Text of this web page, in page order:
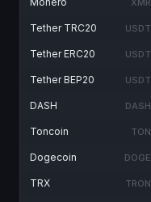
XMR
Tether TRC20 USDT
Tether ERC20 USDT
Tether BEP20 USDT
DASH DASH
Toncoin TON
Dogecoin DOGE
TRX TRON